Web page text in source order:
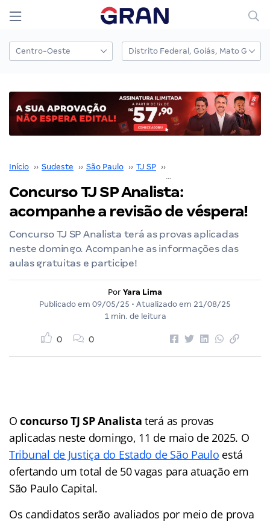
Início ›› Sudeste ›› São Paulo ›› TJ SP ››
Concurso TJ SP Analista:
acompanhe a revisão de véspera!
Concurso TJ SP Analista terá as provas aplicadas
neste domingo. Acompanhe as informações das
aulas gratuitas e participe!
Por Yara Lima
Publicado em 09/05/25 • Atualizado em 21/08/25
1 min. de leitura
0 0
Oconcurso TJ SP Analista terá as provas
aplicadas neste domingo, 11 de maio de 2025. O
Tribunal de Justiça do Estado de São Paulo está
ofertando um total de 50 vagas para atuação em
São Paulo Capital.
Os candidatos serão avaliados por meio de prova